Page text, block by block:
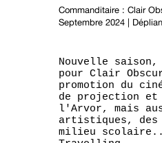
Commanditaire : Clair
Septembre 2024 |
Nouvelle saison,
pour Clair
promotion du
de projection et
l'Arvor, mais
artistiques, des
milieu